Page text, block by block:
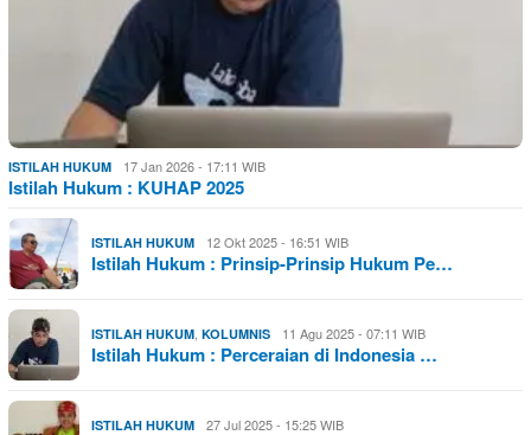
ISTILAH HUKUM 17 Jan 2026 - 17:11 WIB
Istilah Hukum : KUHAP 2025
ISTILAH HUKUM 12 Okt 2025 - 16:51 WIB
Istilah Hukum : Prinsip-Prinsip Hukum Pe…
ISTILAH HUKUM, KOLUMNIS 11 Agu 2025 - 07:11 WIB
Istilah Hukum : Perceraian di Indonesia …
ISTILAH HUKUM 27 Jul 2025 - 15:25 WIB